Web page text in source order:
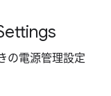
の電源管理設定